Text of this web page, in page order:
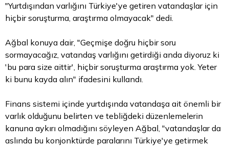
"Yurtdışından varlığını Türkiye'ye getiren vatandaşlar için
hiçbir soruşturma, araştırma olmayacak" dedi.
Ağbal konuya dair, "Geçmişe doğru hiçbir soru
sormayacağız, vatandaş varlığını getirdiği anda diyoruz ki
'bu para size aittir', hiçbir soruşturma araştırma yok. Yeter
ki bunu kayda alın" ifadesini kullandı.
Finans sistemi içinde yurtdışında vatandaşa ait önemli bir
varlık olduğunu belirten ve tebliğdeki düzenlemelerin
kanuna aykırı olmadığını söyleyen Ağbal, "vatandaşlar da
aslında bu konjonktürde paralarını Türkiye'ye getirmek